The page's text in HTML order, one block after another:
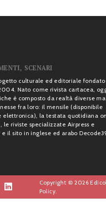
SCENARI
culturale ed editoriale fondato
Nato come rivista cartacea,
è composto da realtà diverse ma
fra loro: il mensile (disponibile
elettronica), la testata quotidiana
le riviste specializzate Airpress e
il sito in inglese ed arabo
Copyright © 2026
Policy.